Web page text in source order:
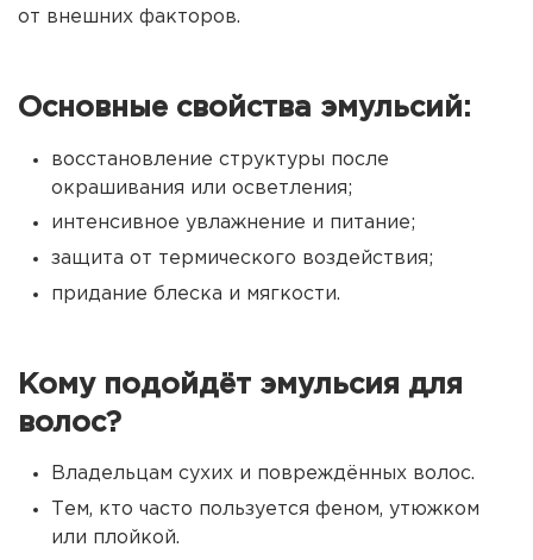
от внешних факторов.
Основные свойства эмульсий:
восстановление структуры после
окрашивания или осветления;
интенсивное увлажнение и питание;
защита от термического воздействия;
придание блеска и мягкости.
Кому подойдёт эмульсия для
волос?
Владельцам сухих и повреждённых волос.
Тем, кто часто пользуется феном, утюжком
или плойкой.